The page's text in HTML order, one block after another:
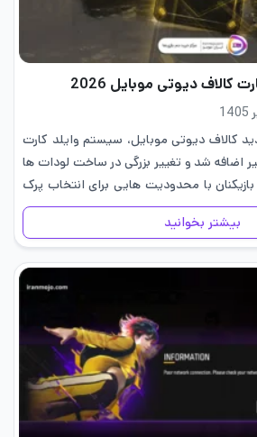
کالاف دیوتی موبایل 2026
کالاف دیوتی موبایل، سیستم وایلد کارت
اضافه شد و تغییر بزرگی در ساخت لودات ها
با محدودیت هایی برای انتخاب پرک
بیشتر بخوانید